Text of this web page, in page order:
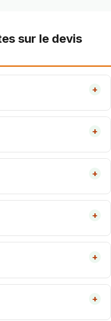
sur le devis
+
Amorti 8-12 ans.
+
30+ ans.
+
= plus rentable 2026.
+
≈ 16 m² toiture.
+
an selon région.
+